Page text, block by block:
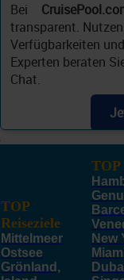
Bei
transparent.
Verfügbarkeiten
Experten beraten
Chat.
TOP
Reiseziele
Mittelmeer
Ostsee
Grönland,
TOP
New